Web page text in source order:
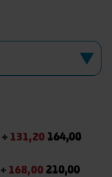
+ 131,20 164,00
+ 168,00 210,00